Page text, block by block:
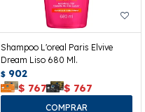
Shampoo L'oreal Paris Elvive
Dream Liso 680 Ml.
$ 902
$ 767 $ 767